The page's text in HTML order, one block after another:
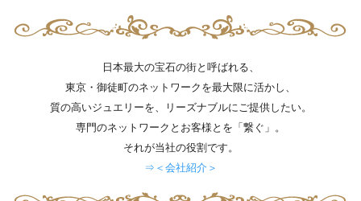
日本最大の宝石の街と呼ばれる、
東京・御徒町のネットワークを最大限に活かし、
質の高いジュエリーを、リーズナブルにご提供したい。
専門のネットワークとお客様とを「繋ぐ」。
それが当社の役割です。
⇒＜会社紹介＞